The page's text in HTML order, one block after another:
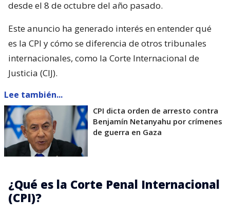
desde el 8 de octubre del año pasado.
Este anuncio ha generado interés en entender qué
es la CPI y cómo se diferencia de otros tribunales
internacionales, como la Corte Internacional de
Justicia (CIJ).
Lee también...
CPI dicta orden de arresto contra
Benjamín Netanyahu por crímenes
de guerra en Gaza
¿Qué es la Corte Penal Internacional
(CPI)?